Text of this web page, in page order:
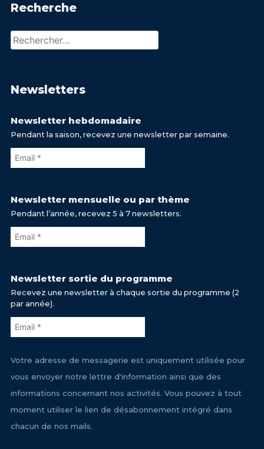
Recherche
Rechercher :
Newsletters
Newsletter hebdomadaire
Pendant la saison, recevez une newsletter par semaine.
Newsletter mensuelle ou par thème
Pendant l’année, recevez 5 à 7 newsletters.
Newsletter sortie du programme
Recevez une newsletter à chaque sortie du programme (2
par année).
Votre adresse de messagerie est uniquement utilisée pour
vous envoyer notre lettre d'information ainsi que des
informations concernant nos activités. Vous pouvez à tout
moment utiliser le lien de désabonnement intégré dans
chacun de nos mails.